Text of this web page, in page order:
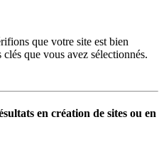
que votre site est bien
que vous avez sélectionnés.
en création de sites ou en